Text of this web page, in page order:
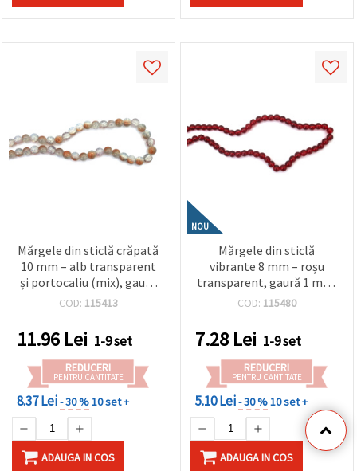
Mărgele din sticlă crăpată
10 mm – alb transparent
și portocaliu (mix), gaură
1 mm, șirag ~80 buc –
handmade colorate și
proiecte creative DIY
COD: 115413
11.96 Lei 1-9 set
REDUCERI
PENTRU CANTITATE
8.37 Lei- 30 %10 set +
ADAUGA IN COS
NOU
Mărgele din sticlă
vibrante 8 mm – roșu
transparent, gaură 1 mm,
șirag ~105 buc. – ideale
îndrăznețe și proiecte
handmade atrăgătoare
COD: 115480
7.28 Lei 1-9 set
REDUCERI
PENTRU CANTITATE
5.10 Lei- 30 %10 set +
ADAUGA IN COS